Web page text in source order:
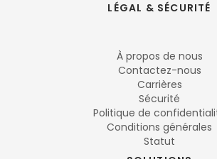
LÉGAL & SÉCURITÉ
À propos de nous
Contactez-nous
Carrières
Sécurité
Politique de
Conditions générales
Statut